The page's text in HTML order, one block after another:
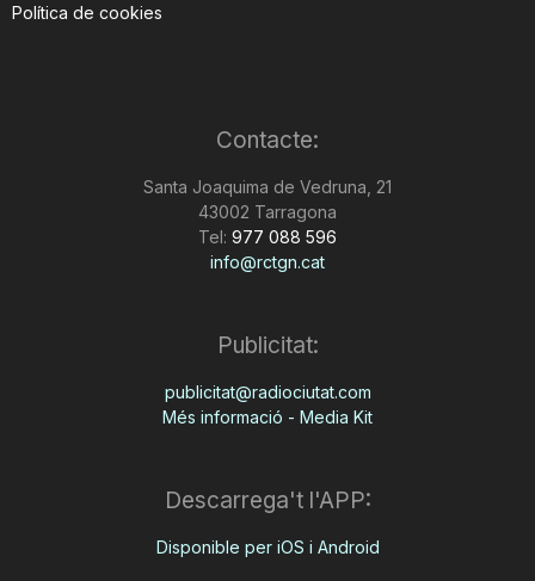
Política de cookies
Contacte:
Santa Joaquima de Vedruna, 21
43002 Tarragona
Tel: 977 088 596
info@rctgn.cat
Publicitat:
publicitat@radiociutat.com
Més informació - Media Kit
Descarrega't l'APP:
Disponible per iOS i Android